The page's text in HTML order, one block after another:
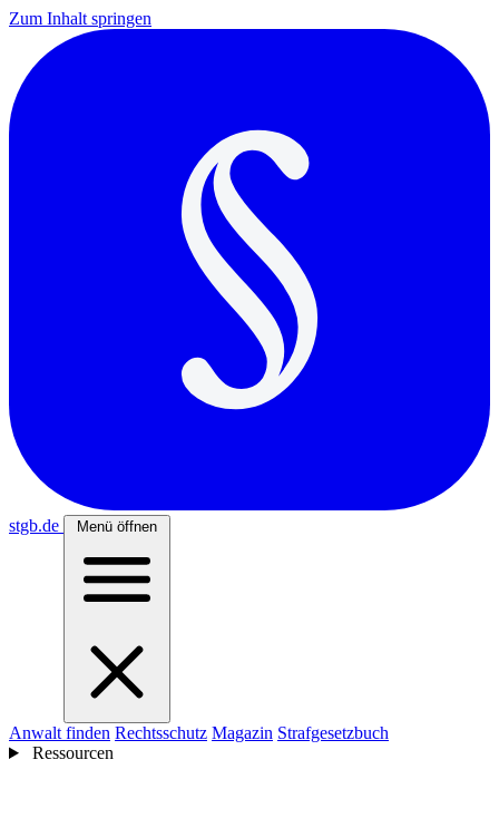
Zum Inhalt springen
stgb.de Menü öffnen
Anwalt finden Rechtsschutz Magazin Strafgesetzbuch
Ressourcen